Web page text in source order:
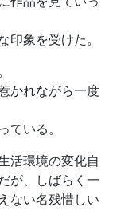
象を受けた。
かれながら一度
ている。
活環境の変化自
が、しばらく一
ない名残惜しい